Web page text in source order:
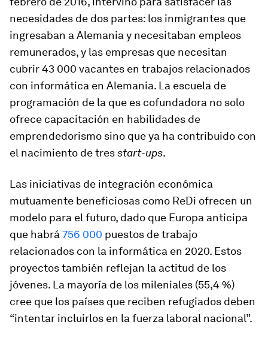
necesidades de dos partes: los inmigrantes que
ingresaban a Alemania y necesitaban empleos
remunerados, y las empresas que necesitan
cubrir 43 000 vacantes en trabajos relacionados
con informática en Alemania. La escuela de
programación de la que es cofundadora no solo
ofrece capacitación en habilidades de
emprendedorismo sino que ya ha contribuido con
el nacimiento de tresstart-ups.
Las iniciativas de integración económica
mutuamente beneficiosas como ReDi ofrecen un
modelo para el futuro, dado que Europa anticipa
que habrá 756 000 puestos de trabajo
relacionados con la informática en 2020. Estos
proyectos también reflejan la actitud de los
jóvenes. La mayoría de los mileniales (55,4 %)
cree que los países que reciben refugiados deben
“intentar incluirlos en la fuerza laboral nacional”.